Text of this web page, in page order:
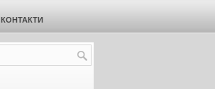
КОНТАКТИ